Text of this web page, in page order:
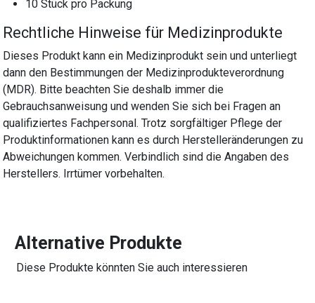
10 Stück pro Packung
Rechtliche Hinweise für Medizinprodukte
Dieses Produkt kann ein Medizinprodukt sein und unterliegt
dann den Bestimmungen der Medizinprodukteverordnung
(MDR). Bitte beachten Sie deshalb immer die
Gebrauchsanweisung und wenden Sie sich bei Fragen an
qualifiziertes Fachpersonal. Trotz sorgfältiger Pflege der
Produktinformationen kann es durch Herstelleränderungen zu
Abweichungen kommen. Verbindlich sind die Angaben des
Herstellers. Irrtümer vorbehalten.
Alternative Produkte
Diese Produkte könnten Sie auch interessieren